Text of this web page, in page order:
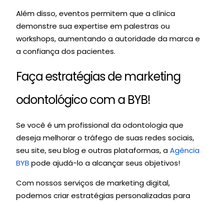
Além disso, eventos permitem que a clínica
demonstre sua expertise em palestras ou
workshops, aumentando a autoridade da marca e
a confiança dos pacientes.
Faça estratégias de marketing
odontológico com a BYB!
Se você é um profissional da odontologia que
deseja melhorar o tráfego de suas redes sociais,
seu site, seu blog e outras plataformas, aAgência
BYB pode ajudá-lo a alcançar seus objetivos!
Com nossos serviços de marketing digital,
podemos criar estratégias personalizadas para